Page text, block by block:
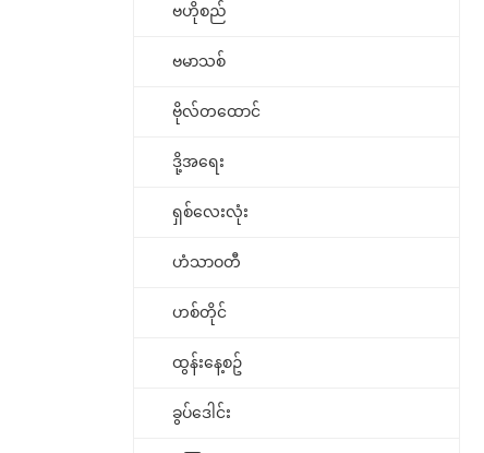
ဗဟိုစည်
ဗမာသစ်
ဗိုလ်တထောင်
ဒို့အရေး
ရှစ်လေးလုံး
ဟံသာဝတီ
ဟစ်တိုင်
ထွန်းနေ့စဥ်
ခွပ်ဒေါင်း